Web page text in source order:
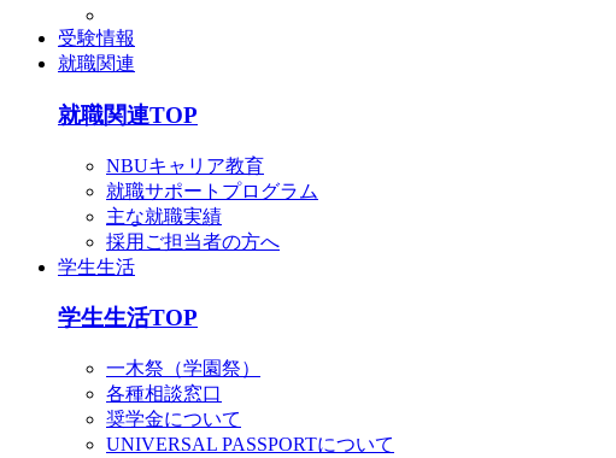
受験情報
就職関連
就職関連TOP
NBUキャリア教育
就職サポートプログラム
主な就職実績
採用ご担当者の方へ
学生生活
学生生活TOP
一木祭（学園祭）
各種相談窓口
奨学金について
UNIVERSAL PASSPORTについて